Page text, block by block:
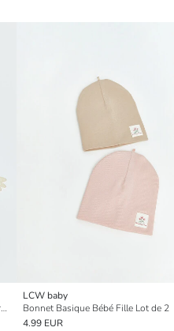
Bandeau pour bébé fille avec nœud décoratif
LCW baby
Bonnet Basique Bébé Fille Lot de 2
4.99 EUR